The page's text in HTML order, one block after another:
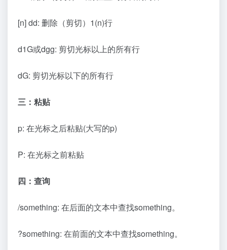
[n] dd: 删除（剪切）1(n)行
d1G或dgg: 剪切光标以上的所有行
dG: 剪切光标以下的所有行
三：粘贴
p: 在光标之后粘贴(大写的p)
P: 在光标之前粘贴
四：查询
/something: 在后面的文本中查找something。
?something: 在前面的文本中查找something。